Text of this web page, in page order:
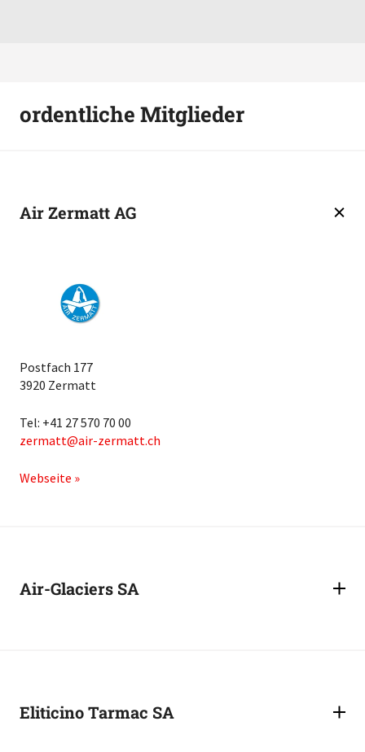
ordentliche Mitglieder
Air Zermatt AG
Postfach 177
3920 Zermatt
Tel: +41 27 570 70 00
zermatt
air-zermatt.ch
Webseite »
Air-Glaciers SA
Eliticino Tarmac SA